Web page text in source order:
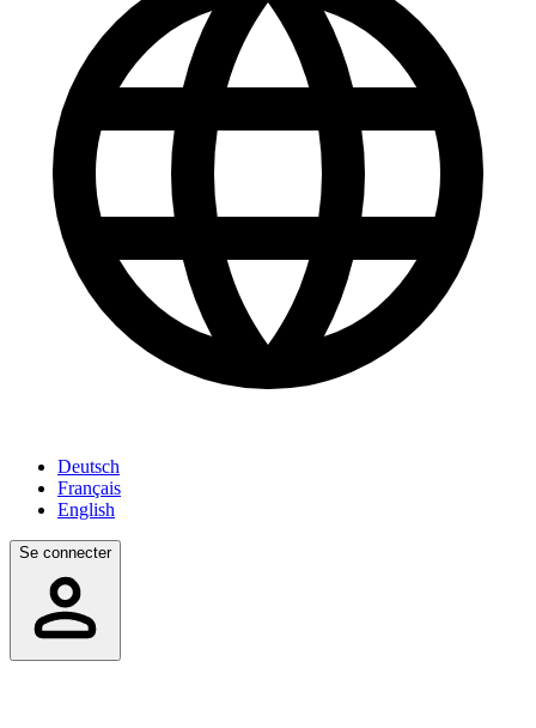
Deutsch
Français
English
Se connecter